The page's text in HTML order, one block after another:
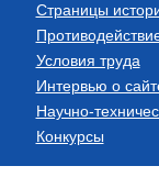
Страницы
Условия труда
Интервью о
Научно-
Конкурсы